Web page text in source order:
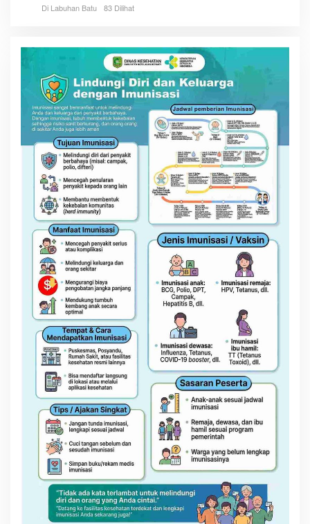
Di Labuhan Batu 83 Dilihat